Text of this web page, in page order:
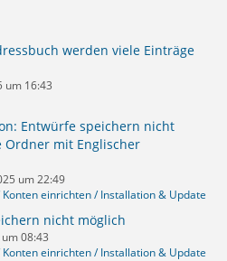
werden viele Einträge
um 16:43
Entwürfe speichern nicht
Ordner mit Englischer
um 22:49
einrichten / Installation & Update
nicht möglich
08:43
einrichten / Installation & Update